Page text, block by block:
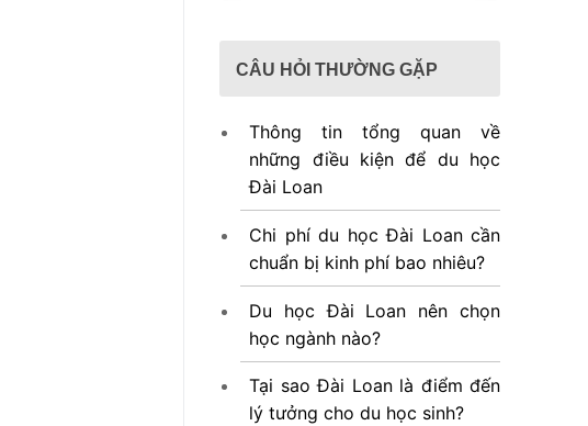
CÂU HỎI THƯỜNG GẶP
Thông tin tổng quan về
những điều kiện để du học
Đài Loan
Chi phí du học Đài Loan cần
chuẩn bị kinh phí bao nhiêu?
Du học Đài Loan nên chọn
học ngành nào?
Tại sao Đài Loan là điểm đến
lý tưởng cho du học sinh?